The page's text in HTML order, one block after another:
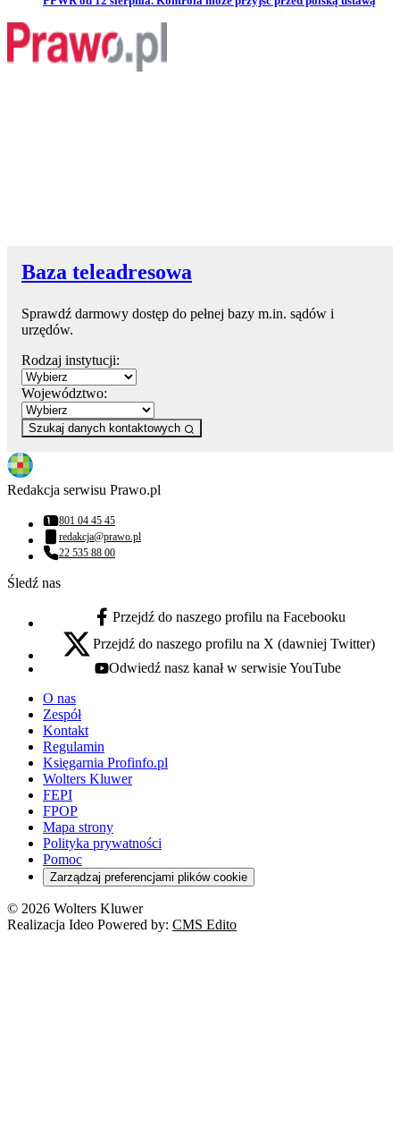
Baza teleadresowa
Sprawdź darmowy dostęp do pełnej bazy m.in. sądów i
urzędów.
Rodzaj instytucji:
Województwo:
Szukaj danych kontaktowych
Redakcja serwisu Prawo.pl
Numer telefonu:
801 04 45 45
Adres email:
redakcja@prawo.pl
Numer telefonu:
22 535 88 00
Śledź nas
facebook - otwiera się w nowej karcie
Przejdź do naszego profilu na Facebooku
x - otwiera się w nowej karcie
Przejdź do naszego profilu na X (dawniej Twitter)
youtube - otwiera się w nowej karcie
Odwiedź nasz kanał w serwisie YouTube
O nas
Zespół
Kontakt
Regulamin
Księgarnia Profinfo.pl
Wolters Kluwer
FEPI
FPOP
Mapa strony
Polityka prywatności
Pomoc
Zarządzaj preferencjami plików cookie
© 2026 Wolters Kluwer
Realizacja Ideo Powered by: CMS Edito